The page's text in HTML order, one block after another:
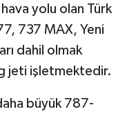
yolu olan Türk
737 MAX, Yeni
dahil olmak
jeti işletmektedir.
büyük 787-